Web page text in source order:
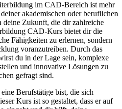
im CAD-Bereich ist mehr
akademischen oder beruflichen
deine Zukunft, die dir zahlreiche
CAD-Kurs bietet dir die
Fähigkeiten zu erlernen, sondern
voranzutreiben. Durch das
du in der Lage sein, komplexe
und innovative Lösungen zu
gefragt sind.
Berufstätige bist, die sich
Kurs ist so gestaltet, dass er auf